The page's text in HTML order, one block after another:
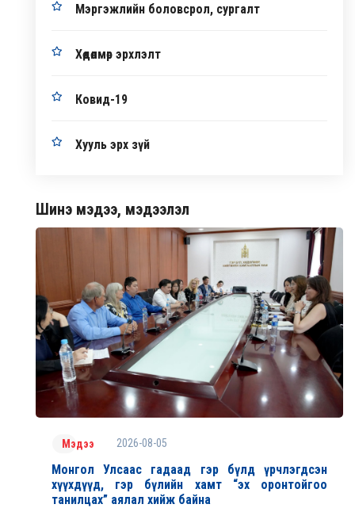
Мэргэжлийн боловсрол, сургалт
Хөдөлмөр эрхлэлт
Ковид-19
Хууль эрх зүй
Шинэ мэдээ, мэдээлэл
Мэдээ 2026-08-05
Монгол Улсаас гадаад гэр бүлд үрчлэгдсэн
хүүхдүүд, гэр бүлийн хамт “эх оронтойгоо
танилцах” аялал хийж байна